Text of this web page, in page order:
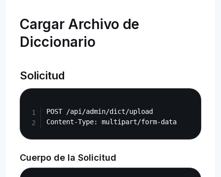
Cargar Archivo de
Diccionario
Solicitud
POST /api/admin/dict/upload
Cuerpo de la Solicitud